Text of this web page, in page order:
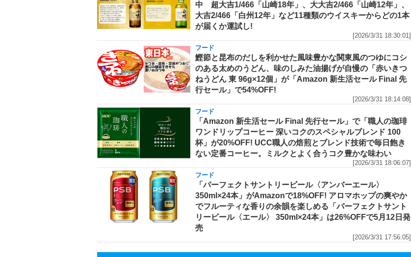
中 超大吉1/466「山崎18年」、大大吉2/466「山崎12年」、
大吉2/466「白州12年」など11種類のウイスキーからどの1本
が届くか運試し!
[2026/3/31 18:30:01]
フード
鰹節と昆布のだしを利かせた風味豊かな関東風のつゆにコシ
のある太めのうどん、味のしみた油揚げが自慢の「赤いきつ
ねうどん 東 96g×12個」が「Amazon 新生活セール Final 先
行セール」で54%OFF!
[2026/3/31 18:14:08]
フード
「Amazon 新生活セール Final 先行セール」で「職人の珈琲
ワンドリップコーヒー 深いコクのスペシャルブレンド 100
杯」が20%OFF! UCC職人の焙煎とブレンド技術で毎日飽き
ない定番コーヒー。ミルクとよく合うコク豊かな味わい
[2026/3/31 18:06:07]
フード
「パーフェクトサントリービール〈アンバーエール〉
350ml×24本」がAmazonで18%OFF! アロマホップの爽やか
でフルーティな香りの余韻を楽しめる「パーフェクトサント
リービール〈エール〉 350ml×24本」は26%OFFで5月12日発
売
[2026/3/31 17:56:05]